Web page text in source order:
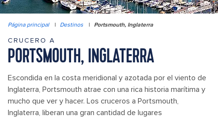
Página principal | Destinos | Portsmouth, Inglaterra
CRUCERO A
PORTSMOUTH, INGLATERRA
Escondida en la costa meridional y azotada por el viento de
Inglaterra, Portsmouth atrae con una rica historia marítima y
mucho que ver y hacer. Los cruceros a Portsmouth,
Inglaterra, liberan una gran cantidad de lugares